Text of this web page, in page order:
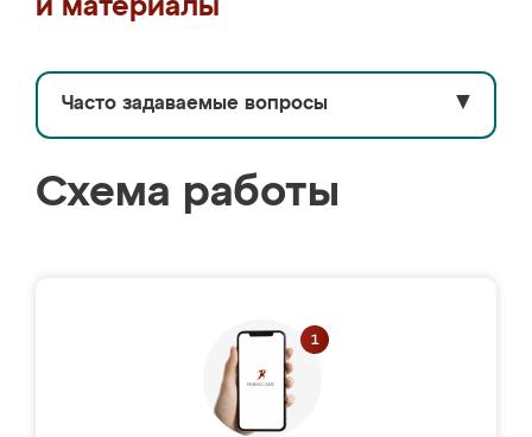
и материалы
Часто задаваемые вопросы ▼
Схема работы